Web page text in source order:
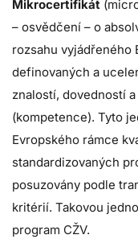
Mikrocertifikát
– osvědčení – o
rozsahu vyjádřeného
definovaných a
znalostí, dovedností
(kompetence). Tyto
Evropského rámce
standardizovaných
posuzovány podle
kritérií. Takovou
program CŽV.